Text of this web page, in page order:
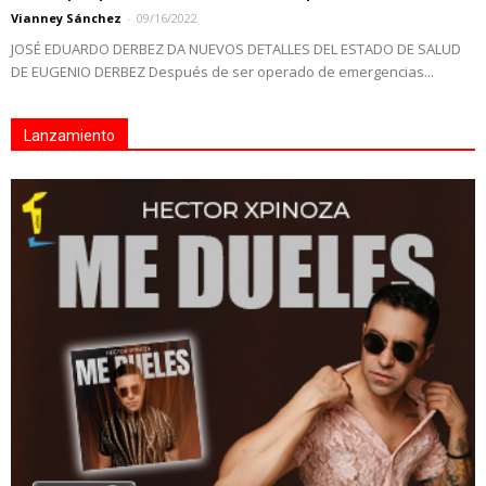
Vianney Sánchez - 09/16/2022
JOSÉ EDUARDO DERBEZ DA NUEVOS DETALLES DEL ESTADO DE SALUD
DE EUGENIO DERBEZ Después de ser operado de emergencias...
Lanzamiento